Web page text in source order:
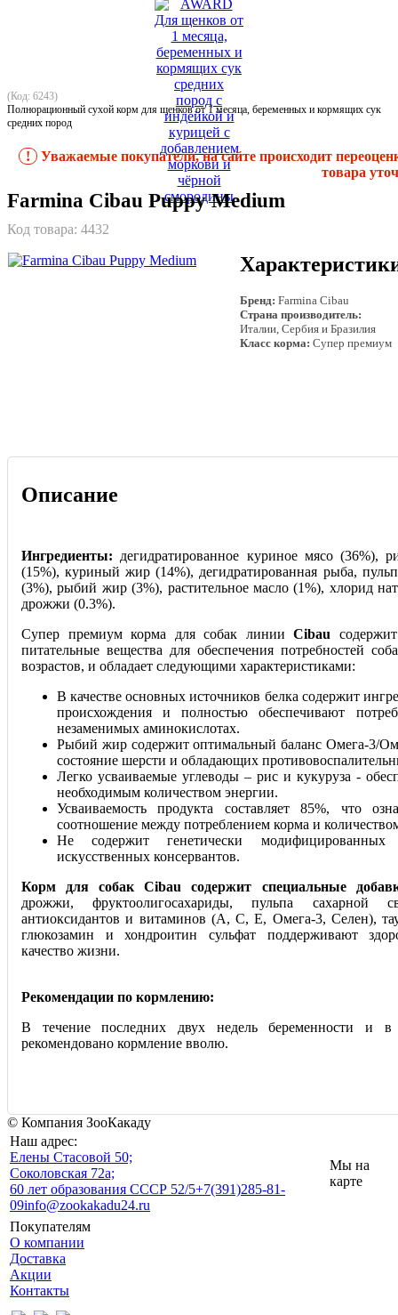
(Код: 6243)
Полнорационный сухой корм для щенков от 1 месяца, беременных и кормящих сук
средних пород
!
Уважаемые покупатели, на сайте происходит
товара
Farmina Cibau Puppy Medium
Код товара: 4432
Бренд: Farmina Cibau
Страна производитель:
Италии, Сербия и Бразилия
Класс корма: Супер премиум
Описание
Ингредиенты: дегидратированное куриное мясо (36%),
(15%), куриный жир (14%), дегидратированная рыба,
(3%), рыбий жир (3%), растительное масло (1%), хлорид
дрожжи (0.3%).
Супер премиум корма для собак линии Cibau
питательные вещества для обеспечения потребностей
возрастов, и обладает следующими характеристиками:
В качестве основных источников белка содержит
происхождения и полностью обеспечивают
незаменимых аминокислотах.
Рыбий жир содержит оптимальный баланс Омега-3/
состояние шерсти и обладающих
Легко усваиваемые углеводы – рис и кукуруза -
необходимым количеством энергии.
Усваиваемость продукта составляет 85%, что
соотношение между потреблением корма и
Не содержит генетически модифицированных
искусственных консервантов.
Корм для собак Cibau содержит специальные
дрожжи, фруктоолигосахариды, пульпа сахарной
антиоксидантов и витаминов (А, С, Е, Омега-3, Селен),
глюкозамин и хондроитин сульфат поддерживают
качество жизни.
Рекомендации по кормлению:
В течение последних двух недель беременности и в
рекомендовано кормление вволю.
© Компания ЗооКакаду
Наш адрес:
Eлены Стасовой 50;
Соколовская 72а;
60 лет образования СССР 52/5+7(391)285-81-
09info@zookakadu24.ru
Мы на
карте
Покупателям
О компании
Доставка
Акции
Контакты